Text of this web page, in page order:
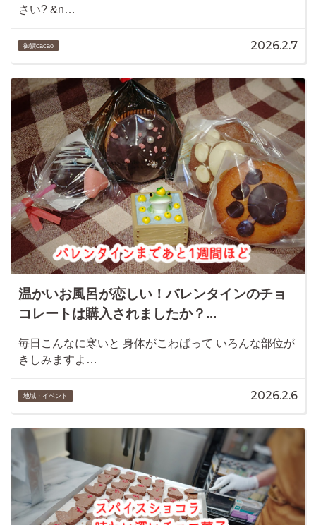
さい? &n…
御饌cacao 2026.2.7
温かいお風呂が恋しい！バレンタインのチョ
コレートは購入されましたか？...
毎日こんなに寒いと 身体がこわばって いろんな部位が
きしみますよ…
地域・イベント 2026.2.6